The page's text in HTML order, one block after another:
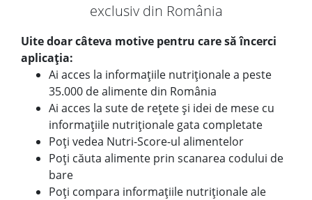
exclusiv din România
Uite doar câteva motive pentru care să încerci
aplicația:
Ai acces la informațiile nutriționale a peste
35.000 de alimente din România
Ai acces la sute de rețete și idei de mese cu
informațiile nutriționale gata completate
Poți vedea Nutri-Score-ul alimentelor
Poți căuta alimente prin scanarea codului de
bare
Poți compara informațiile nutriționale ale